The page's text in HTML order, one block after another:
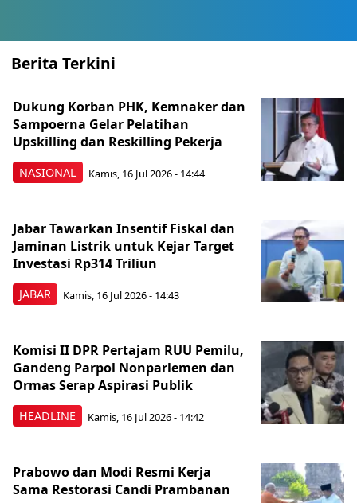
Berita Terkini
NASIONAL
Dukung Korban PHK, Kemnaker dan
Sampoerna Gelar Pelatihan
Upskilling dan Reskilling Pekerja
Kamis, 16 Jul 2026 - 14:44
JABAR
Jabar Tawarkan Insentif Fiskal dan
Jaminan Listrik untuk Kejar Target
Investasi Rp314 Triliun
Kamis, 16 Jul 2026 - 14:43
HEADLINE
Komisi II DPR Pertajam RUU Pemilu,
Gandeng Parpol Nonparlemen dan
Ormas Serap Aspirasi Publik
Kamis, 16 Jul 2026 - 14:42
Prabowo dan Modi Resmi Kerja
Sama Restorasi Candi Prambanan